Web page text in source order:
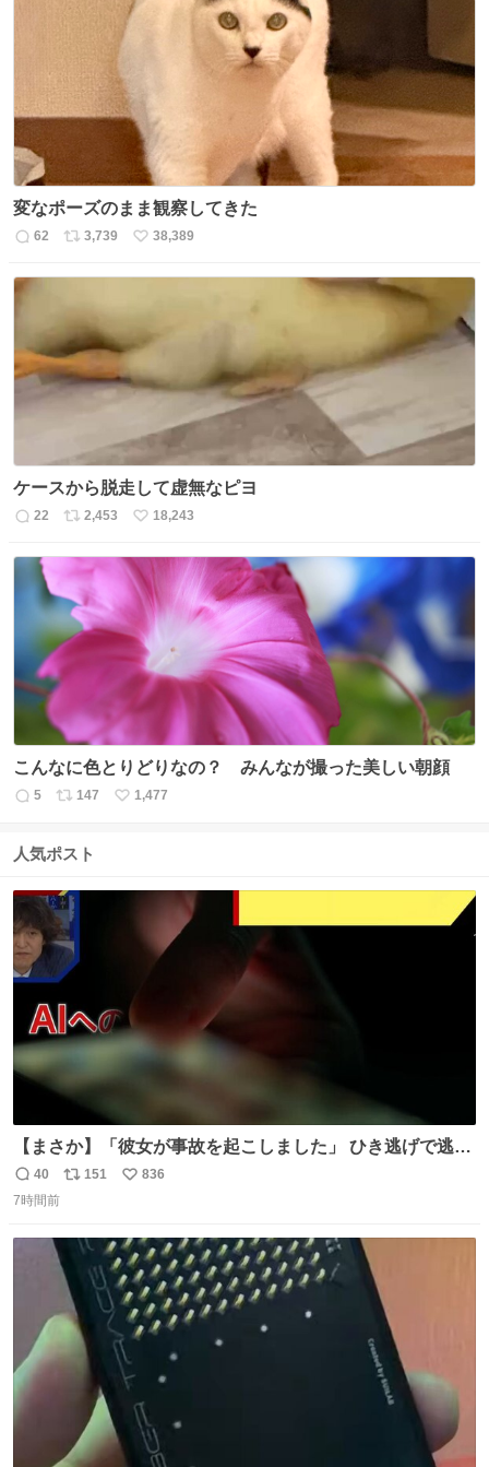
ス
数
ね
数
変なポーズのまま観察してきた
返
数
62
リ
数
3,739
い
38,389
ケースから脱走して虚無なピヨ
返
22
リ
ト
数
2,453
い
ね
数
18,243
こんなに色とりどりなの？ みんなが撮った美しい朝顔
返
数
5
リ
ス
数
147
い
1,477
人気ポスト
【まさか】「彼女が事故を起こしました」 ひき逃げで逃走
した男、AIの相談履歴で“ウソ発覚” 警察が男のスマホを押
収して解析すると、出頭する前に事故の詳しい状況やどう
かし、AIの回答は「正直に警察に話すように」だった。
返
信
40
リ
数
151
い
数
836
7時間前